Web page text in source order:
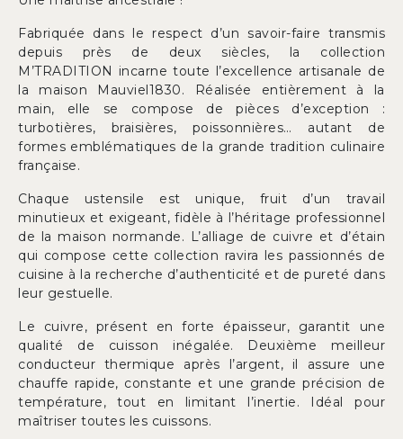
Fabriquée dans le respect d’un savoir-faire transmis
depuis près de deux siècles, la collection
M’TRADITION incarne toute l’excellence artisanale de
la maison Mauviel1830. Réalisée entièrement à la
main, elle se compose de pièces d’exception :
turbotières, braisières, poissonnières… autant de
formes emblématiques de la grande tradition culinaire
française.
Chaque ustensile est unique, fruit d’un travail
minutieux et exigeant, fidèle à l’héritage professionnel
de la maison normande. L’alliage de cuivre et d’étain
qui compose cette collection ravira les passionnés de
cuisine à la recherche d’authenticité et de pureté dans
leur gestuelle.
Le cuivre, présent en forte épaisseur, garantit une
qualité de cuisson inégalée. Deuxième meilleur
conducteur thermique après l’argent, il assure une
chauffe rapide, constante et une grande précision de
température, tout en limitant l’inertie. Idéal pour
maîtriser toutes les cuissons.